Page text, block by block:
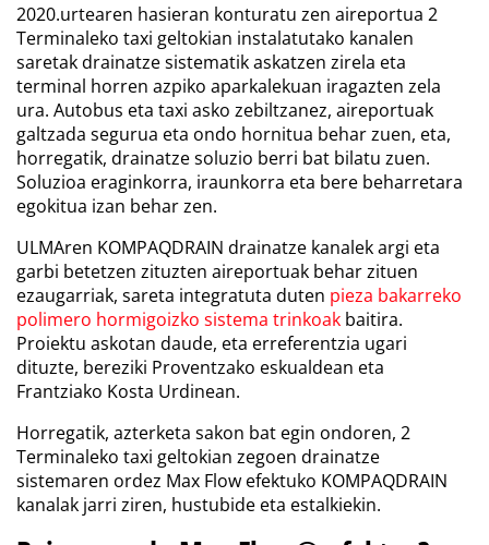
2020.urtearen hasieran konturatu zen aireportua 2
Terminaleko taxi geltokian instalatutako kanalen
saretak drainatze sistematik askatzen zirela eta
terminal horren azpiko aparkalekuan iragazten zela
ura. Autobus eta taxi asko zebiltzanez, aireportuak
galtzada segurua eta ondo hornitua behar zuen, eta,
horregatik, drainatze soluzio berri bat bilatu zuen.
Soluzioa eraginkorra, iraunkorra eta bere beharretara
egokitua izan behar zen.
ULMAren KOMPAQDRAIN drainatze kanalek argi eta
garbi betetzen zituzten aireportuak behar zituen
ezaugarriak, sareta integratuta duten pieza bakarreko
polimero hormigoizko sistema trinkoak baitira.
Proiektu askotan daude, eta erreferentzia ugari
dituzte, bereziki Proventzako eskualdean eta
Frantziako Kosta Urdinean.
Horregatik, azterketa sakon bat egin ondoren, 2
Terminaleko taxi geltokian zegoen drainatze
sistemaren ordez Max Flow efektuko KOMPAQDRAIN
kanalak jarri ziren, hustubide eta estalkiekin.